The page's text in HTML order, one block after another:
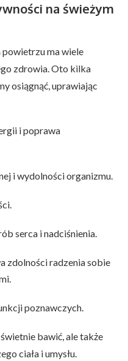
na świeżym
ma wiele
zdrowia. Oto kilka
osiągnąć, uprawiając
i poprawa
i wydolności organizmu.
serca i nadciśnienia.
zdolności radzenia sobie
poznawczych.
bawić, ale także
ciała i umysłu.